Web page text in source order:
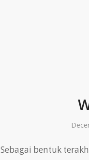
Sebagai bentuk